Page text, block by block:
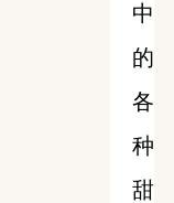
中
的
各
种
甜